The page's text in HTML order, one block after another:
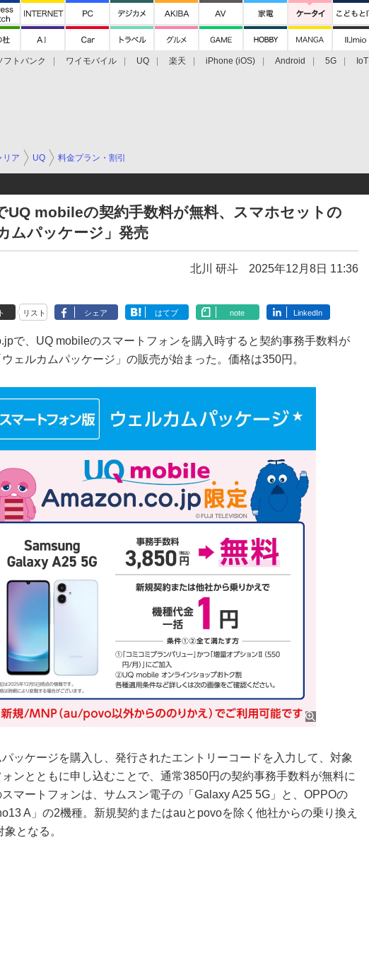
フトバンク ワイモバイル UQ 楽天 iPhone (iOS) Android 5G IoT
リア UQ 料金プラン・割引
UQ mobileの契約手数料が無料、スマホセットの
ムパッケージ」発売
北川 研斗 2025年12月8日 11:36
リスト シェア はてブ note LinkedIn
で、UQ mobileのスマートフォンを購入時すると契約事務手数料が
ェルカムパッケージ」の販売が始まった。価格は350円。
ッケージを購入し、発行されたエントリーコードを入力して、対象
ンとともに申し込むことで、通常3850円の契約事務手数料が無料に
マートフォンは、サムスン電子の「Galaxy A25 5G」と、OPPOの
A」の2機種。新規契約またはauとpovoを除く他社からの乗り換え
象となる。